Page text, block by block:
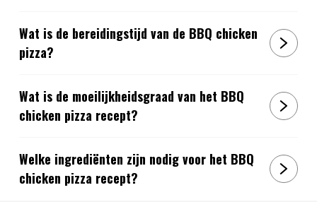
Wat is de bereidingstijd van de BBQ chicken
pizza?
Wat is de moeilijkheidsgraad van het BBQ
chicken pizza recept?
Welke ingrediënten zijn nodig voor het BBQ
chicken pizza recept?